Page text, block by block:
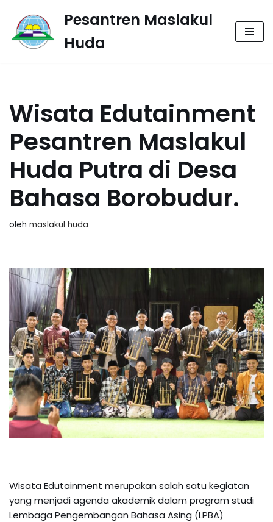
Lompat
Pesantren Maslakul
Huda
Wisata Edutainment
Pesantren Maslakul
Huda Putra di Desa
Bahasa Borobudur.
oleh maslakul huda
Wisata Edutainment merupakan salah satu kegiatan
yang menjadi agenda akademik dalam program studi
Lembaga Pengembangan Bahasa Asing (LPBA)